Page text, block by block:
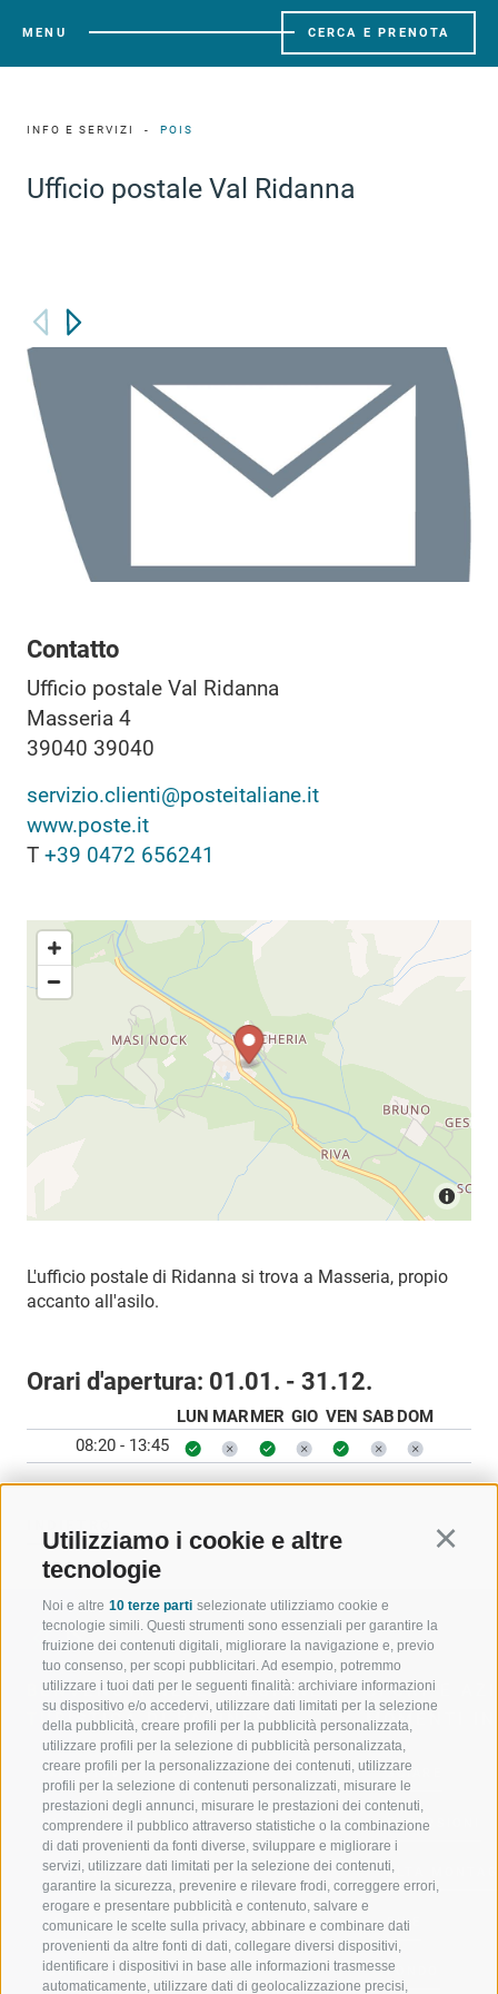
Utilizziamo i cookie e altre
tecnologie
Noi e altre 10 terze parti selezionate utilizziamo cookie e
tecnologie simili. Questi strumenti sono essenziali per garantire la
fruizione dei contenuti digitali, migliorare la navigazione e, previo
tuo consenso, per scopi pubblicitari. Ad esempio, potremmo
utilizzare i tuoi dati per le seguenti finalità: archiviare informazioni
su dispositivo e/o accedervi, utilizzare dati limitati per la selezione
della pubblicità, creare profili per la pubblicità personalizzata,
utilizzare profili per la selezione di pubblicità personalizzata,
creare profili per la personalizzazione dei contenuti, utilizzare
profili per la selezione di contenuti personalizzati, misurare le
prestazioni degli annunci, misurare le prestazioni dei contenuti,
comprendere il pubblico attraverso statistiche o la combinazione
di dati provenienti da fonti diverse, sviluppare e migliorare i
servizi, utilizzare dati limitati per la selezione dei contenuti,
garantire la sicurezza, prevenire e rilevare frodi, correggere errori,
erogare e presentare pubblicità e contenuto, salvare e
comunicare le scelte sulla privacy, abbinare e combinare dati
provenienti da altre fonti di dati, collegare diversi dispositivi,
identificare i dispositivi in base alle informazioni trasmesse
automaticamente, utilizzare dati di geolocalizzazione precisi,
MENU CERCA E PRENOTA
INFO E SERVIZI POIS
Ufficio postale Val Ridanna
Contatto
Ufficio postale Val Ridanna
Masseria 4
39040 39040
servizio.clienti@posteitaliane.it
www.poste.it
T +39 0472 656241
L'ufficio postale di Ridanna si trova a Masseria, propio
accanto all'asilo.
Orari d'apertura: 01.01. - 31.12.
LUN MARMER GIO VEN SAB DOM
08:20 - 13:45
BENVENUTI NELLA REGIONE
TURISTICA DI RACINES
VAL GIOVO
VAL RACINES
VAL RIDANNA
IMPIANTI DI RISALITA
SCUOLA DI SCI RACINES
SPORT E
MOMENTI
SCIARE
ESCURSIONI
ALTA
BIKE
FONDO